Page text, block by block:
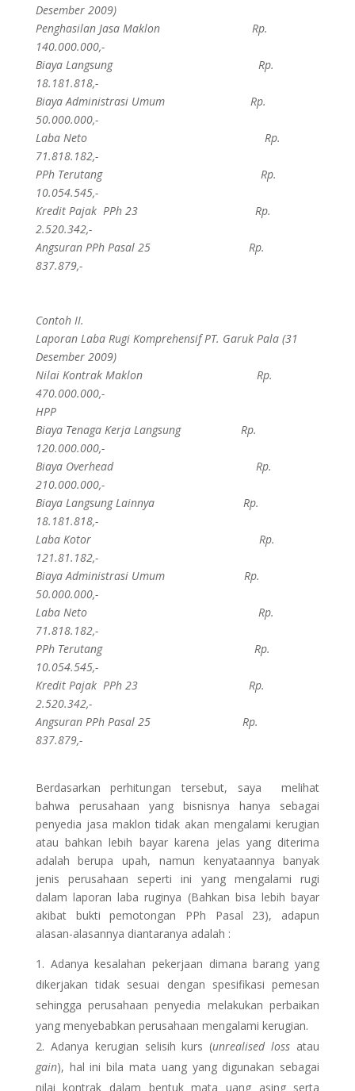
Desember 2009)
Penghasilan Jasa Maklon Rp.
140.000.000,-
Biaya Langsung Rp.
18.181.818,-
Biaya Administrasi Umum Rp.
50.000.000,-
Laba Neto Rp.
71.818.182,-
PPh Terutang Rp.
10.054.545,-
Kredit Pajak PPh 23 Rp.
2.520.342,-
Angsuran PPh Pasal 25 Rp.
837.879,-
Contoh II.
Laporan Laba Rugi Komprehensif PT. Garuk Pala (31
Desember 2009)
Nilai Kontrak Maklon Rp.
470.000.000,-
HPP
Biaya Tenaga Kerja Langsung Rp.
120.000.000,-
Biaya Overhead Rp.
210.000.000,-
Biaya Langsung Lainnya Rp.
18.181.818,-
Laba Kotor Rp.
121.81.182,-
Biaya Administrasi Umum Rp.
50.000.000,-
Laba Neto Rp.
71.818.182,-
PPh Terutang Rp.
10.054.545,-
Kredit Pajak PPh 23 Rp.
2.520.342,-
Angsuran PPh Pasal 25 Rp.
837.879,-
Berdasarkan perhitungan tersebut, saya melihat
bahwa perusahaan yang bisnisnya hanya sebagai
penyedia jasa maklon tidak akan mengalami kerugian
atau bahkan lebih bayar karena jelas yang diterima
adalah berupa upah, namun kenyataannya banyak
jenis perusahaan seperti ini yang mengalami rugi
dalam laporan laba ruginya (Bahkan bisa lebih bayar
akibat bukti pemotongan PPh Pasal 23), adapun
alasan-alasannya diantaranya adalah :
Adanya kesalahan pekerjaan dimana barang yang
dikerjakan tidak sesuai dengan spesifikasi pemesan
sehingga perusahaan penyedia melakukan perbaikan
yang menyebabkan perusahaan mengalami kerugian.
Adanya kerugian selisih kurs (unrealised loss atau
gain), hal ini bila mata uang yang digunakan sebagai
nilai kontrak dalam bentuk mata uang asing serta